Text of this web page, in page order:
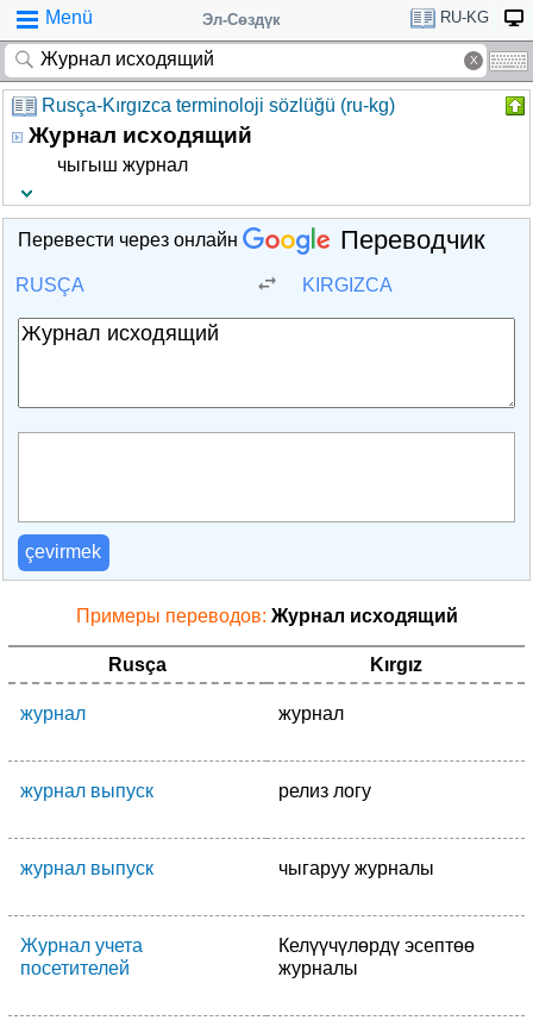
Menü Эл-Сөздүк RU-KG
Rusça-Kırgızca terminoloji sözlüğü (ru-kg)
Журнал исходящий
чыгыш журнал
Перевести через онлайн Переводчик
RUSÇA KIRGIZCA
çevirmek
Примеры переводов: Журнал исходящий
Rusça Kırgız
журнал журнал
журнал выпуск релиз логу
журнал выпуск чыгаруу журналы
Журнал учета
посетителей
Келүүчүлөрдү эсептөө
журналы